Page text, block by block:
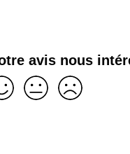
avis nous
est la